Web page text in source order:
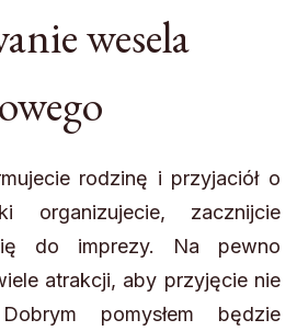
wesela
rodzinę i przyjaciół o
organizujecie, zacznijcie
do imprezy. Na pewno
atrakcji, aby przyjęcie nie
pomysłem będzie